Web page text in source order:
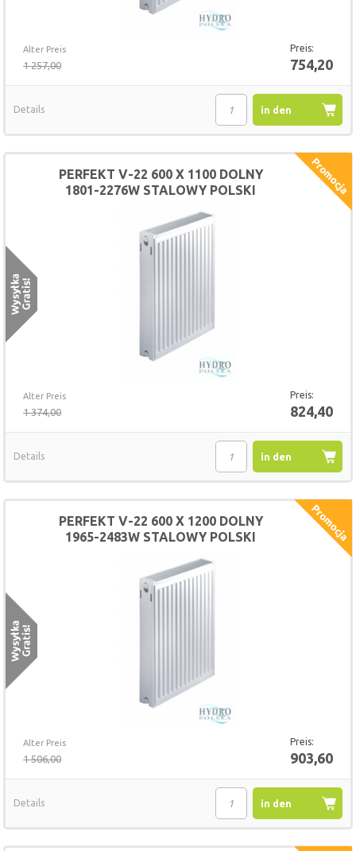
Alter Preis
1 257,00
Preis:
754,20
in den
Details
Alter Preis
1 374,00
Preis:
824,40
PERFEKT V-22 600 X 1100 DOLNY
1801-2276W STALOWY POLSKI
in den
Details
Alter Preis
1 506,00
Preis:
903,60
PERFEKT V-22 600 X 1200 DOLNY
1965-2483W STALOWY POLSKI
in den
Details